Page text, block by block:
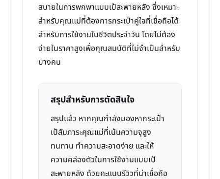
สบายในการพกพาแบบเป้สะพายหลัง ซึ่งเหมาะ
สำหรับคุณแม่ที่ต้องการกระเป๋าคู่ใจที่เชื่อถือได้
สำหรับการใช้งานในชีวิตประจำวัน โดยไม่ต้อง
จ่ายในราคาสูงเพื่อคุณสมบัติที่ไม่จำเป็นสำหรับ
บางคน
สรุปสำหรับการตัดสินใจ
สรุปแล้ว หากคุณกำลังมองหากระเป๋า
เป้สัมภาระคุณแม่ที่เน้นความจุสูง
ทนทาน ทำความสะอาดง่าย และให้
ความคล่องตัวในการใช้งานแบบเป้
สะพายหลัง ด้วยคะแนนรีวิวที่น่าเชื่อถือ